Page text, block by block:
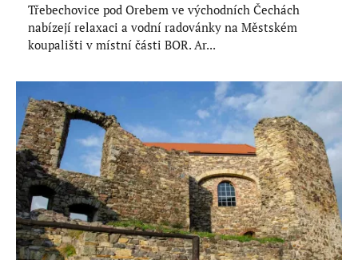
Třebechovice pod Orebem ve východních Čechách
nabízejí relaxaci a vodní radovánky na Městském
koupališti v místní části BOR. Ar...